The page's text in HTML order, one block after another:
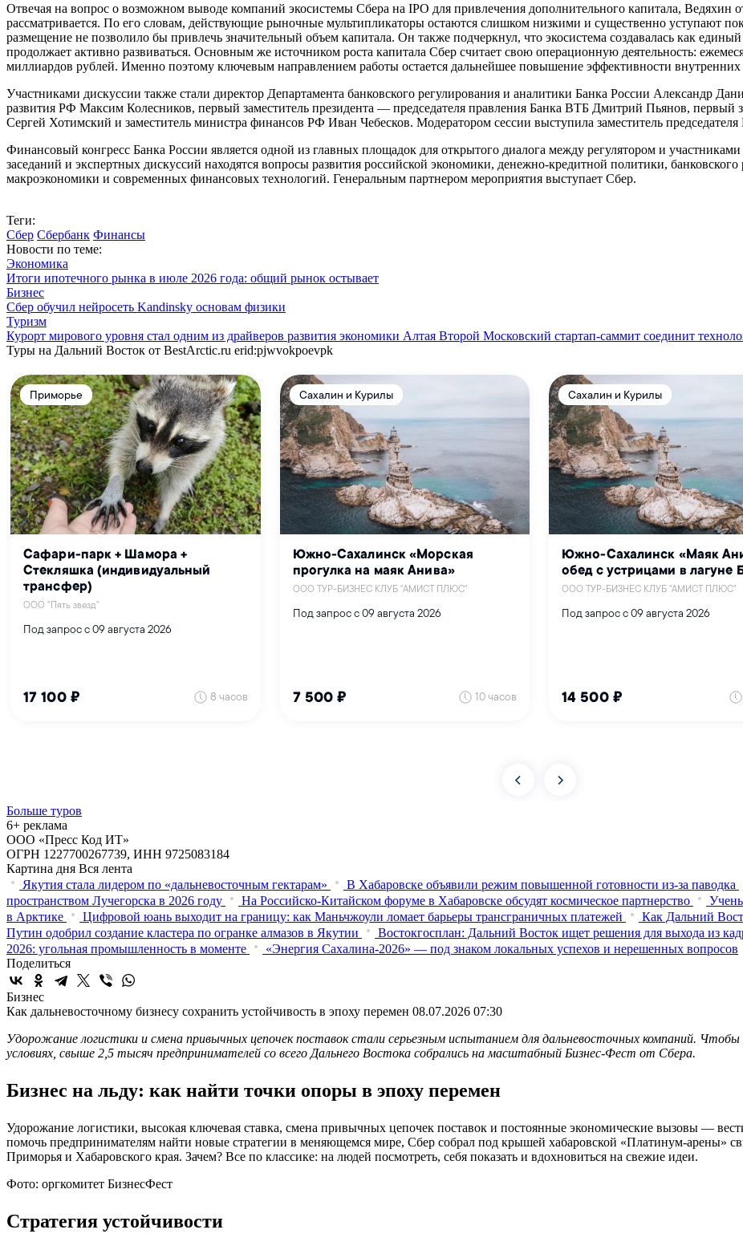
Отвечая на вопрос о возможном выводе компаний экосистемы Сбера на IPO для привлечения дополнительного капитала,
рассматривается. По его словам, действующие рыночные мультипликаторы остаются слишком низкими и существенно уступают
размещение не позволило бы привлечь значительный объем капитала. Он также подчеркнул, что экосистема создавалась как
продолжает активно развиваться. Основным же источником роста капитала Сбер считает свою операционную деятельность:
миллиардов рублей. Именно поэтому ключевым направлением работы остается дальнейшее повышение эффективности внутренних
Участниками дискуссии также стали директор Департамента банковского регулирования и аналитики Банка России Александр
развития РФ Максим Колесников, первый заместитель президента — председателя правления Банка ВТБ Дмитрий Пьянов, первый
Сергей Хотимский и заместитель министра финансов РФ Иван Чебесков. Модератором сессии выступила заместитель
Финансовый конгресс Банка России является одной из главных площадок для открытого диалога между регулятором и
заседаний и экспертных дискуссий находятся вопросы развития российской экономики, денежно-кредитной политики,
макроэкономики и современных финансовых технологий. Генеральным партнером мероприятия выступает Сбер.
Теги:
Сбер Сбербанк Финансы
Новости по теме:
Экономика
Итоги ипотечного рынка в июле 2026 года: общий рынок остывает
Бизнес
Сбер обучил нейросеть Kandinsky основам физики
Туризм
Курорт мирового уровня стал одним из драйверов развития экономики Алтая Второй Московский стартап-саммит соединит
Туры на Дальний Восток от BestArctic.ru erid:pjwvokpoevpk
Больше туров
6+ реклама
ООО «Пресс Код ИТ»
ОГРН 1227700267739, ИНН 9725083184
Картина дня Вся лента
Якутия стала лидером по «дальневосточным гектарам»
В Хабаровске объявили режим повышенной готовности из‑за паводка
пространством Лучегорска в 2026 году
На Российско-Китайском форуме в Хабаровске обсудят космическое партнерство
в Арктике
Цифровой юань выходит на границу: как Маньчжоули ломает барьеры трансграничных платежей
Как Дальний
Путин одобрил создание кластера по огранке алмазов в Якутии
Востокгосплан: Дальний Восток ищет решения для выхода из
2026: угольная промышленность в моменте
«Энергия Сахалина-2026» — под знаком локальных успехов и нерешенных вопросов
Поделиться
Бизнес
Как дальневосточному бизнесу сохранить устойчивость в эпоху перемен 08.07.2026 07:30
Удорожание логистики и смена привычных цепочек поставок стали серьезным испытанием для дальневосточных компаний.
условиях, свыше 2,5 тысяч предпринимателей со всего Дальнего Востока собрались на масштабный Бизнес-Фест от Сбера.
Бизнес на льду: как найти точки опоры в эпоху перемен
Удорожание логистики, высокая ключевая ставка, смена привычных цепочек поставок и постоянные экономические вызовы —
помочь предпринимателям найти новые стратегии в меняющемся мире, Сбер собрал под крышей хабаровской «Платинум-арены»
Приморья и Хабаровского края. Зачем? Все по классике: на людей посмотреть, себя показать и вдохновиться на свежие идеи.
Фото: оргкомитет БизнесФест
Стратегия устойчивости